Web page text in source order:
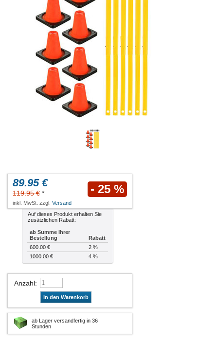
89.95 €
119.95 € * - 25 %
inkl. MwSt. zzgl. Versand
Auf dieses Produkt erhalten Sie
zusätzlichen Rabatt:
ab Summe Ihrer
Bestellung
Rabatt
600.00 €
2 %
1000.00 €
4 %
Anzahl:
In den Warenkorb
ab Lager versandfertig in 36
Stunden